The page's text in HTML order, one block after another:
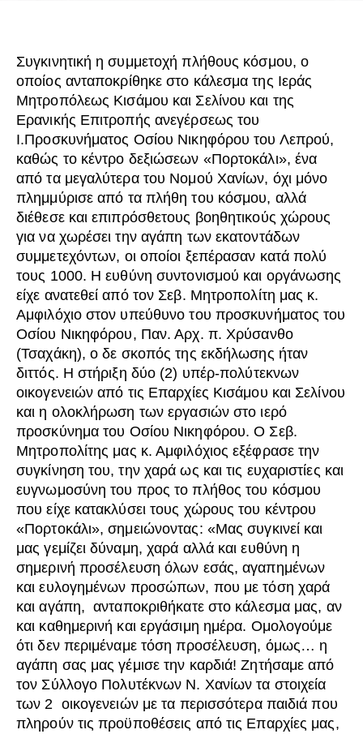
Συγκινητική η συμμετοχή πλήθους κόσμου, ο
οποίος ανταποκρίθηκε στο κάλεσμα της Ιεράς
Μητροπόλεως Κισάμου και Σελίνου και της
Ερανικής Επιτροπής ανεγέρσεως του
Ι.Προσκυνήματος Οσίου Νικηφόρου του Λεπρού,
καθώς το κέντρο δεξιώσεων «Πορτοκάλι», ένα
από τα μεγαλύτερα του Νομού Χανίων, όχι μόνο
πλημμύρισε από τα πλήθη του κόσμου, αλλά
διέθεσε και επιπρόσθετους βοηθητικούς χώρους
για να χωρέσει την αγάπη των εκατοντάδων
συμμετεχόντων, οι οποίοι ξεπέρασαν κατά πολύ
τους 1000. Η ευθύνη συντονισμού και οργάνωσης
είχε ανατεθεί από τον Σεβ. Μητροπολίτη μας κ.
Αμφιλόχιο στον υπεύθυνο του προσκυνήματος του
Οσίου Νικηφόρου, Παν. Αρχ. π. Χρύσανθο
(Τσαχάκη), ο δε σκοπός της εκδήλωσης ήταν
διττός. Η στήριξη δύο (2) υπέρ-πολύτεκνων
οικογενειών από τις Επαρχίες Κισάμου και Σελίνου
και η ολοκλήρωση των εργασιών στο ιερό
προσκύνημα του Οσίου Νικηφόρου. Ο Σεβ.
Μητροπολίτης μας κ. Αμφιλόχιος εξέφρασε την
συγκίνηση του, την χαρά ως και τις ευχαριστίες και
ευγνωμοσύνη του προς το πλήθος του κόσμου
που είχε κατακλύσει τους χώρους του κέντρου
«Πορτοκάλι», σημειώνοντας: «Μας συγκινεί και
μας γεμίζει δύναμη, χαρά αλλά και ευθύνη η
σημερινή προσέλευση όλων εσάς, αγαπημένων
και ευλογημένων προσώπων, που με τόση χαρά
και αγάπη, ανταποκριθήκατε στο κάλεσμα μας, αν
και καθημερινή και εργάσιμη ημέρα. Ομολογούμε
ότι δεν περιμέναμε τόση προσέλευση, όμως… η
αγάπη σας μας γέμισε την καρδιά! Ζητήσαμε από
τον Σύλλογο Πολυτέκνων Ν. Χανίων τα στοιχεία
των 2 οικογενειών με τα περισσότερα παιδιά που
πληρούν τις προϋποθέσεις από τις Επαρχίες μας,